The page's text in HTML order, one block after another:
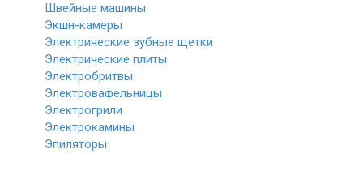
Швейные машины
Экшн-камеры
Электрические зубные щетки
Электрические плиты
Электробритвы
Электровафельницы
Электрогрили
Электрокамины
Эпиляторы